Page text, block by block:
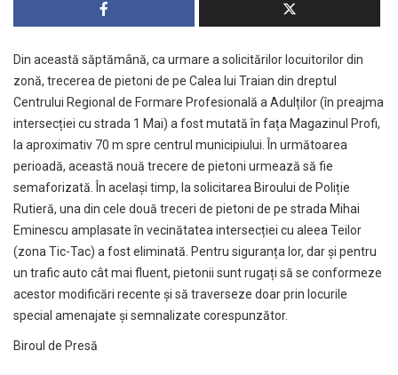
Din această săptămână, ca urmare a solicitărilor locuitorilor din
zonă, trecerea de pietoni de pe Calea lui Traian din dreptul
Centrului Regional de Formare Profesională a Adulților (în preajma
intersecției cu strada 1 Mai) a fost mutată în fața Magazinul Profi,
la aproximativ 70 m spre centrul municipiului. În următoarea
perioadă, această nouă trecere de pietoni urmează să fie
semaforizată. În același timp, la solicitarea Biroului de Poliție
Rutieră, una din cele două treceri de pietoni de pe strada Mihai
Eminescu amplasate în vecinătatea intersecției cu aleea Teilor
(zona Tic-Tac) a fost eliminată. Pentru siguranța lor, dar și pentru
un trafic auto cât mai fluent, pietonii sunt rugați să se conformeze
acestor modificări recente și să traverseze doar prin locurile
special amenajate și semnalizate corespunzător.
Biroul de Presă